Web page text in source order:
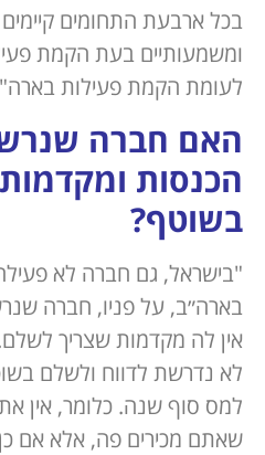
בכל ארבעת התחומים
ומשמעותיים בעת הקמת
לעומת הקמת פעילות
האם חברה
הכנסות
בשוטף?
"בישראל, גם חברה לא
בארה״ב, על פניו, חברה
לא נדרשת לדווח ולשלם
למס סוף שנה. כלומר, אין את
שאתם מכירים פה, אלא אם